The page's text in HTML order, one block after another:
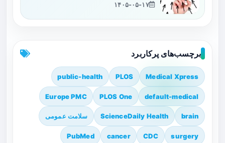
۱۴۰۵-۰۵-۱۷
برچسب‌های پرکاربرد
Medical Xpress
PLOS
public-health
default-medical
PLOS One
Europe PMC
brain
ScienceDaily Health سلامت عمومی
surgery
CDC
cancer
PubMed